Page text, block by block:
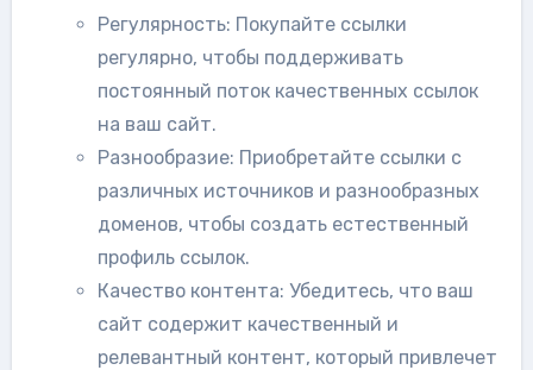
Регулярность: Покупайте ссылки
регулярно, чтобы поддерживать
постоянный поток качественных ссылок
на ваш сайт.
Разнообразие: Приобретайте ссылки с
различных источников и разнообразных
доменов, чтобы создать естественный
профиль ссылок.
Качество контента: Убедитесь, что ваш
сайт содержит качественный и
релевантный контент, который привлечет